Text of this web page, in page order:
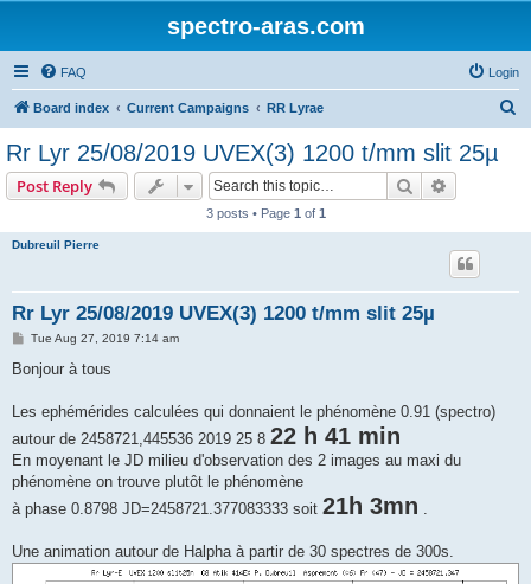
spectro-aras.com
FAQ Login
Board index Current Campaigns RR Lyrae
Rr Lyr 25/08/2019 UVEX(3) 1200 t/mm slit 25µ
Post Reply Search
3 posts • Page 1 of 1
Dubreuil Pierre
Rr Lyr 25/08/2019 UVEX(3) 1200 t/mm slit 25µ
P
s
Tue Aug 27, 2019 7:14 am
Bonjour à tous
Les ephémérides calculées qui donnaient le phénomène 0.91 (spectro)
autour de 2458721,445536 2019 25 8 22 h 41 min
En moyenant le JD milieu d'observation des 2 images au maxi du
phénomène on trouve plutôt le phénomène
à phase 0.8798 JD=2458721.377083333 soit 21h 3mn .
Une animation autour de Halpha à partir de 30 spectres de 300s.